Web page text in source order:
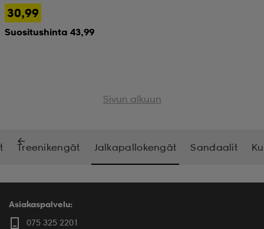
30,99
Suositushinta 43,99
Sivun alkuun
Treenikengät Jalkapallokengät Sandaalit
Asiakaspalvelu:
075 325 2201